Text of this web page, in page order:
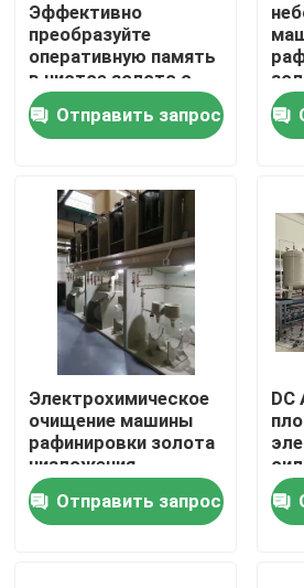
Дом
Продукты
Путешествие фабрики
Проверка качества
Свяжитесь мы
Новости
Машина рафинировки золота
Эффективно
преобразуйте
оперативную память
в чистое золото с
помощью нашего
передового
оборудования для
Отправить запрос
Электрохимическое
очищение машины
рафинировки золота
низложения
электролизом
Отправить запрос
DC